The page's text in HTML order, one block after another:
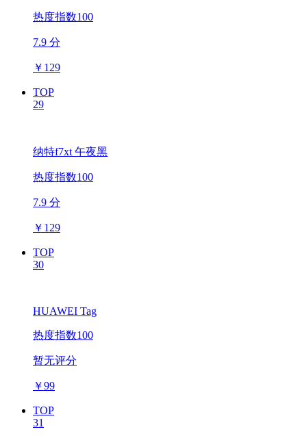
热度指数100
7.9 分
￥ 129
TOP
29
纳特f7xt 午夜黑
热度指数100
7.9 分
￥ 129
TOP
30
HUAWEI Tag
热度指数100
暂无评分
￥99
TOP
31